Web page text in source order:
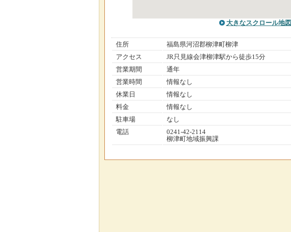
大きなスクロール地図
住所
福島県河沼郡柳津町柳津
アクセス
JR只見線会津柳津駅から徒歩15分
営業期間
通年
営業時間
情報なし
休業日
情報なし
料金
情報なし
駐車場
なし
電話
0241-42-2114
柳津町地域振興課